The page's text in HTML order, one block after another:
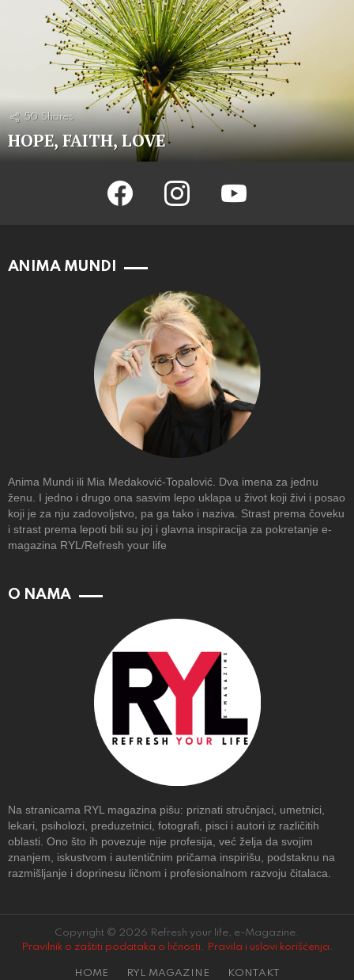
50 Shares
HOPE, FAITH, LOVE
facebook instagram youtube
ANIMA MUNDI
Anima Mundi ili Mia Medaković-Topalović. Dva imena za jednu
ženu. I jedno i drugo ona sasvim lepo uklapa u život koji živi i posao
koji je za nju zadovoljstvo, pa ga tako i naziva. Strast prema čoveku
i strast prema lepoti bili su joj i glavna inspiracija za pokretanje e-
magazina RYL/Refresh your life
O NAMA
Na stranicama RYL magazina pišu: priznati stručnjaci, umetnici,
lekari, psiholozi, preduzetnici, fotografi, pisci i autori iz različitih
oblasti. Ono što ih povezuje nije profesija, već želja da svojim
znanjem, iskustvom i autentičnim pričama inspirišu, podstaknu na
razmišljanje i doprinesu ličnom i profesionalnom razvoju čitalaca.
Copyright © 2026 Refresh your life, e-Magazine.
Pravilnik o zaštiti podataka o ličnosti . Pravila i uslovi korišćenja .
HOME RYL MAGAZINE KONTAKT